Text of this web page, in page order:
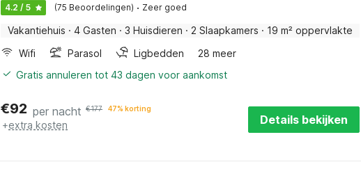
4.2 / 5 (75 Beoordelingen) · Zeer goed
Vakantiehuis · 4 Gasten · 3 Huisdieren · 2 Slaapkamers · 19 m² oppervlakte
Wifi
Parasol Ligbedden
28 meer
Gratis annuleren tot 43 dagen voor aankomst
€92 per nacht €177 47% korting
+extra kosten Details bekijken